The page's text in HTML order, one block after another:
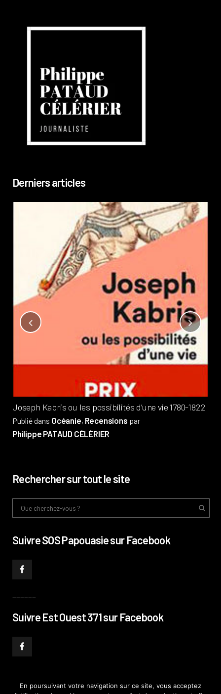
Derniers articles
Joseph Kabris ou les possibilités d’une vie 1780-1822
Publié dans Océanie, Recensions par
Philippe PATAUD CÉLÉRIER
Rechercher sur tout le site
Suivre SOS Papouasie sur Facebook
Suivre Est Ouest 371 sur Facebook
En poursuivant votre navigation sur ce site, vous acceptez